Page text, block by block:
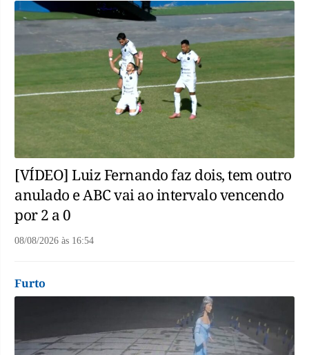
[VÍDEO] Luiz Fernando faz dois, tem outro
anulado e ABC vai ao intervalo vencendo
por 2 a 0
08/08/2026 às 16:54
Furto